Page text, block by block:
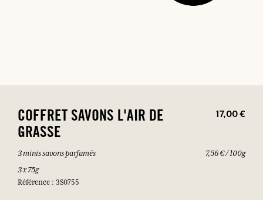
COFFRET SAVONS L'AIR DE
GRASSE
17,00 €
3 minis savons parfumés
3 x 75g
Référence : 3S0755
7,56 € / 100g